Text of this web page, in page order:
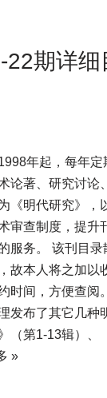
22期详细
年起，每年定
论著、研究讨论
《明代研究》，
审查制度，提升
服务。 该刊目录
故本人将之加以
时间，方便查阅
发布了其它几种
（第1-13辑）、
»